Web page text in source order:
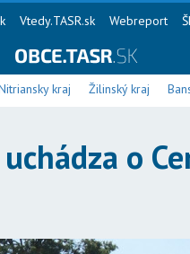
Vtedy.TASR.sk Webreport
kraj Žilinský kraj
o